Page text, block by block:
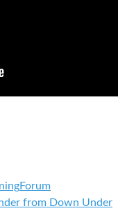
Forum
from Down Under